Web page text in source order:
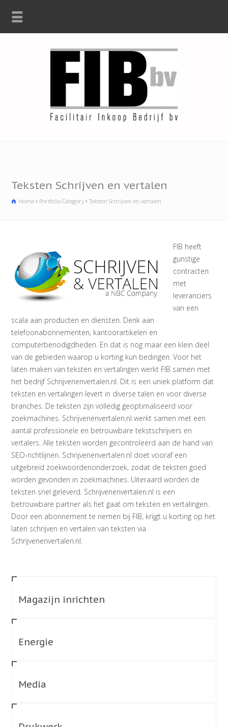
Teksten Schrijven en vertalen
Home Portfolio Category Teksten Schrijven en vertalen
FIB heeft
gunstige
contracten
met
leveranciers
van een
scala aan producten en diensten. Denk aan
telefoonabonnementen, kantoorartikelen en
computerbenodigdheden. En dat is nog maar een klein deel
van de gebieden waarop u korting kun bedingen. Voor het
laten maken van teksten en vertalingen werkt FIB samen met
het bedrijf Schrijvenenvertalen.nl. Dit is een uniek platform dat
teksten en vertalingen levert in diverse talen en voor diverse
branches. De teksten zijn volledig geoptimaliseerd voor
zoekmachines. Schrijvenenvertalen.nl werkt samen met een
aantal professionele en betrouwbare tekstschrijvers en
vertalers. Alle teksten worden gecontroleerd aan de hand van
SEO-richtlijnen. Schrijvenenvertalen.nl doet vooraf een
uitgebreid zoekwoordenonderzoek, zodat de teksten goed
worden gevonden in zoekmachines. Uiteraard worden de
teksten snel geleverd. Schrijvenenvertalen.nl is een
betrouwbare partner als het gaat om teksten en vertalingen.
Door een abonnement te nemen bij FIB, krijgt u korting op het
laten schrijven en vertalen van teksten via
Schrijvenenvertalen.nl.
Magazijn inrichten
Energie
Media